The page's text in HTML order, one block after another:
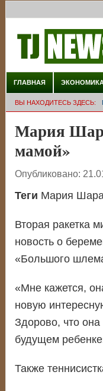
ГЛАВНАЯ
ВЫ НАХОДИТЕСЬ ЗДЕСЬ:
Мария
мамой»
Опубликовано:
Теги Мария
Вторая ракетка
новость о
«Большого
«Мне кажется,
новую
Здорово, что
будущем
Также